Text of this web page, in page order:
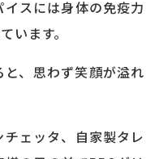
スには身体の免疫力
います。
、思わず笑顔が溢れ
ェッタ、自家製タレ